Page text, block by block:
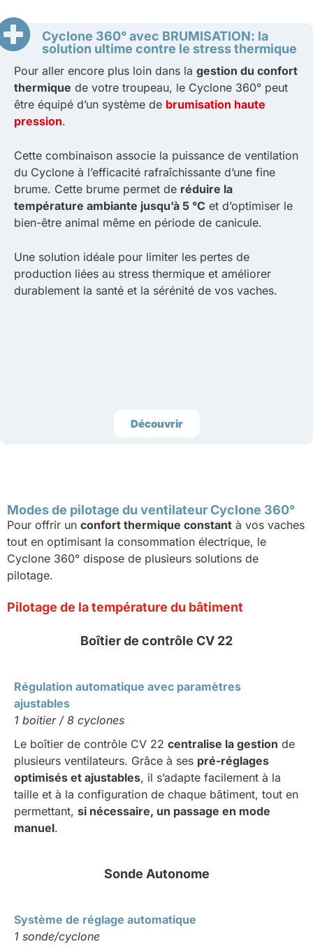
Cyclone 360° avec BRUMISATION: la
solution ultime contre le stress thermique
Pour aller encore plus loin dans la gestion du confort
thermique de votre troupeau, le Cyclone 360° peut
être équipé d’un système de brumisation haute
pression.
Cette combinaison associe la puissance de ventilation
du Cyclone à l’efficacité rafraîchissante d’une fine
brume. Cette brume permet de réduire la
température ambiante jusqu’à 5 °C et d’optimiser le
bien-être animal même en période de canicule.
Une solution idéale pour limiter les pertes de
production liées au stress thermique et améliorer
durablement la santé et la sérénité de vos vaches.
Découvrir
Modes de pilotage du ventilateur Cyclone 360°
Pour offrir un confort thermique constant à vos vaches
tout en optimisant la consommation électrique, le
Cyclone 360° dispose de plusieurs solutions de
pilotage.
Pilotage de la température du bâtiment
Sonde Autonome
Système de réglage automatique
1 sonde/cyclone
Boîtier de contrôle CV 22
Régulation automatique avec paramètres
ajustables
1 boitier / 8 cyclones
Le boîtier de contrôle CV 22 centralise la gestion de
plusieurs ventilateurs. Grâce à ses pré-réglages
optimisés et ajustables, il s’adapte facilement à la
taille et à la configuration de chaque bâtiment, tout en
permettant, si nécessaire, un passage en mode
manuel.